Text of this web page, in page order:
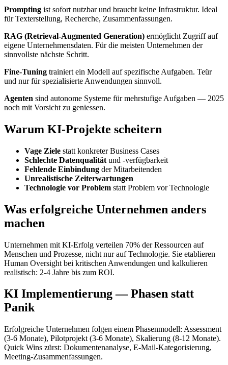
Prompting ist sofort nutzbar und braucht keine Infrastruktur. Ideal
für Texterstellung, Recherche, Zusammenfassungen.
RAG (Retrieval-Augmented Generation) ermöglicht Zugriff auf
eigene Unternehmensdaten. Für die meisten Unternehmen der
sinnvollste nächste Schritt.
Fine-Tuning trainiert ein Modell auf spezifische Aufgaben. Teür
und nur für spezialisierte Anwendungen sinnvoll.
Agenten sind autonome Systeme für mehrstufige Aufgaben — 2025
noch mit Vorsicht zu geniessen.
Warum KI-Projekte scheitern
Vage Ziele statt konkreter Business Cases
Schlechte Datenqualität und -verfügbarkeit
Fehlende Einbindung der Mitarbeitenden
Unrealistische Zeiterwartungen
Technologie vor Problem statt Problem vor Technologie
Was erfolgreiche Unternehmen anders
machen
Unternehmen mit KI-Erfolg verteilen 70% der Ressourcen auf
Menschen und Prozesse, nicht nur auf Technologie. Sie etablieren
Human Oversight bei kritischen Anwendungen und kalkulieren
realistisch: 2-4 Jahre bis zum ROI.
KI Implementierung — Phasen statt
Panik
Erfolgreiche Unternehmen folgen einem Phasenmodell: Assessment
(3-6 Monate), Pilotprojekt (3-6 Monate), Skalierung (8-12 Monate).
Quick Wins zürst: Dokumentenanalyse, E-Mail-Kategorisierung,
Meeting-Zusammenfassungen.